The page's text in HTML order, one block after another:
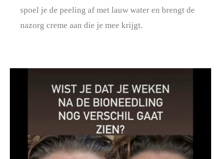
spoel je de peeling af met lauw water en brengt de
nazorg creme aan die je mee krijgt.